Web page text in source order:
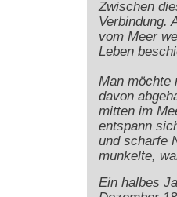
Zwischen
Verbindung.
vom Meer
Leben
Man möchte
davon
mitten im
entspann
und scharfe
munkelte,
Ein halbes